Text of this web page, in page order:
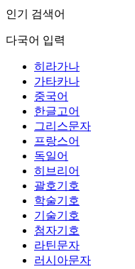
인기 검색어
다국어 입력
히라가나
가타카나
중국어
한글고어
그리스문자
프랑스어
독일어
히브리어
괄호기호
학술기호
기술기호
첨자기호
라틴문자
러시아문자